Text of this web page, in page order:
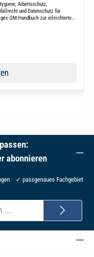
Arbeitsschutz,
und Datenschutz für
QM-Handbuch zur erleichterten
abonnieren
✓ passgenaues Fachgebiet